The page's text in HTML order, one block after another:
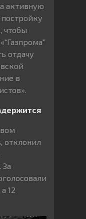
активную
чтобы
отдачу
в
отклонил
За
12